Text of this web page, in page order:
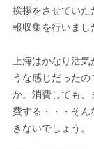
挨拶をさせていた
報収集を行いまし
上海はかなり活
うな感じだった
か。消費しても、
費する・・・そ
きないでしょう。